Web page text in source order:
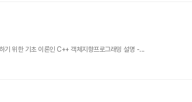
기 위한 기초 이론인 C++ 객체지향프로그래밍 설명 -...